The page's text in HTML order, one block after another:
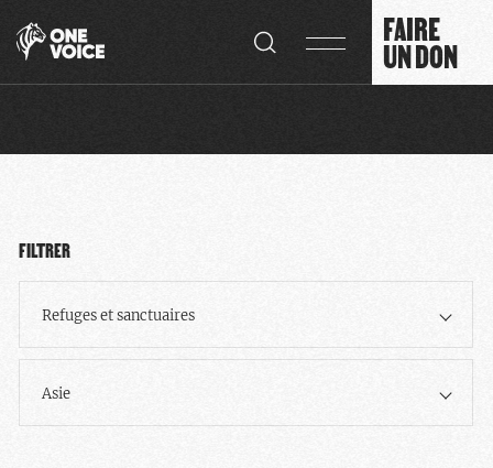
FAIRE
UN DON
FILTRER
Refuges et sanctuaires
Asie